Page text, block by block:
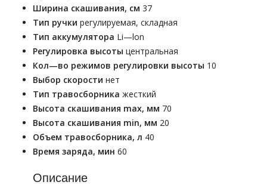
Ширина скашивания, см 37
Тип ручки регулируемая, складная
Тип аккумулятора Li—lon
Регулировка высоты центральная
Кол—во режимов регулировки высоты 10
Выбор скорости нет
Тип травосборника жесткий
Высота скашивания max, мм 70
Высота скашивания min, мм 20
Объем травосборника, л 40
Время заряда, мин 60
Описание